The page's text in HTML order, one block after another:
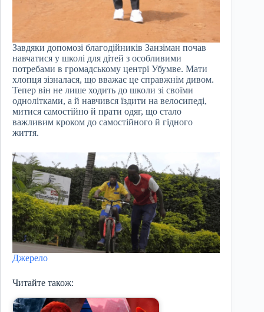
Завдяки допомозі благодійників Занзіман почав
навчатися у школі для дітей з особливими
потребами в громадському центрі Убумве. Мати
хлопця зізналася, що вважає це справжнім дивом.
Тепер він не лише ходить до школи зі своїми
однолітками, а й навчився їздити на велосипеді,
митися самостійно й прати одяг, що стало
важливим кроком до самостійного й гідного
життя.
Джерело
Читайте також: